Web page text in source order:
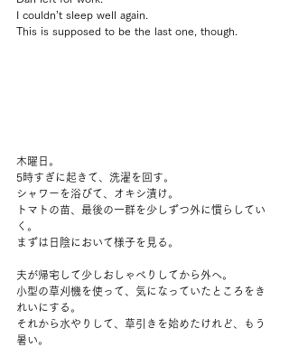
I couldn’t sleep well again.
This is supposed to be the last one, though.
木曜日。
5時すぎに起きて、洗濯を回す。
シャワーを浴びて、オキシ漬け。
トマトの苗、最後の一群を少しずつ外に慣らしてい
く。
まずは日陰において様子を見る。
夫が帰宅して少しおしゃべりしてから外へ。
小型の草刈機を使って、気になっていたところをき
れいにする。
それから水やりして、草引きを始めたけれど、もう
暑い。